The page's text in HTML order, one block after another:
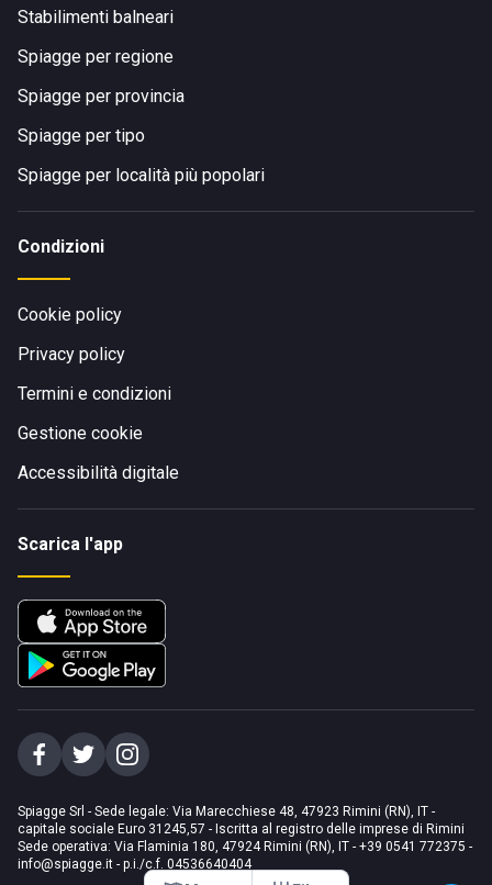
Stabilimenti balneari
Spiagge per regione
Spiagge per provincia
Spiagge per tipo
Spiagge per località più popolari
Condizioni
Cookie policy
Privacy policy
Termini e condizioni
Gestione cookie
Accessibilità digitale
Scarica l'app
Spiagge Srl - Sede legale: Via Marecchiese 48, 47923 Rimini (RN), IT -
capitale sociale Euro 31245,57 - Iscritta al registro delle imprese di Rimini
Sede operativa: Via Flaminia 180, 47924 Rimini (RN), IT - +39 0541 772375 -
info@spiagge.it - p.i./c.f. 04536640404